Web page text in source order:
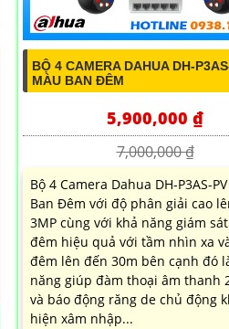
BỘ 4 CAMERA DAHUA DH-
MÀU BAN ĐÊM
5,900,000 ₫
7,000,000 ₫
Bộ 4 Camera Dahua DH-P3AS-
Ban Đêm với độ phân giải cao
3MP cùng với khả năng giám
đêm hiệu quả với tầm nhìn xa
đêm lên đến 30m bên cạnh đó
năng giúp đàm thoại âm thanh
và báo động răng de chủ động
hiện xâm nhập...